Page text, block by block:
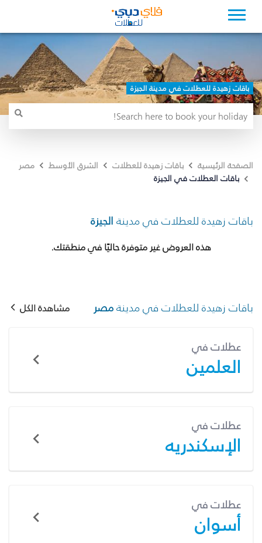
باقات زهيدة للعطلات في مدينة الجيزة
الصفحة الرئيسية باقات زهيدة للعطلات الشرق الأوسط
مصر
باقات العطلات في الجيزة
باقات زهيدة للعطلات في مدينة الجيزة
هذه العروض غير متوفرة حاليًا في منطقتك.
باقات زهيدة للعطلات في مدينةمصر مشاهدة الكل
عطلات في
العلمين
عطلات في
الإسكندريه
عطلات في
أسوان